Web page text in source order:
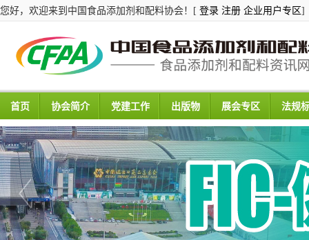
您好，欢迎来到中国食品添加剂和配料协会！[ 登录 注册 企业用户专区]
首页 协会简介 党建工作 出版物 展会专区 法规